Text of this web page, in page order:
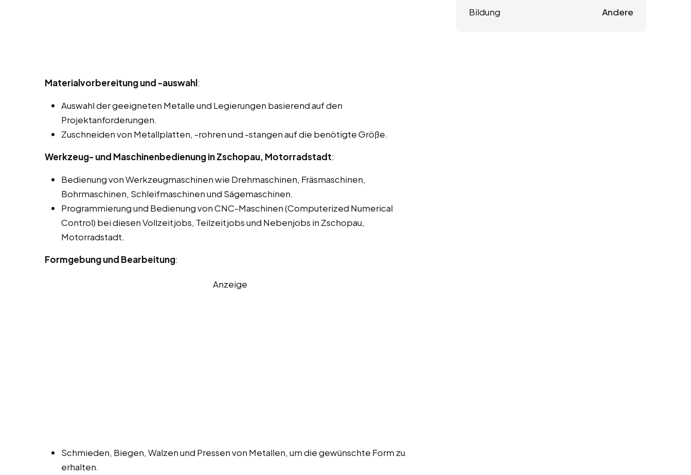
Materialvorbereitung und -auswahl:
Auswahl der geeigneten Metalle und Legierungen basierend auf den
Projektanforderungen.
Zuschneiden von Metallplatten, -rohren und -stangen auf die benötigte Größe.
Werkzeug- und Maschinenbedienung in Zschopau, Motorradstadt:
Bedienung von Werkzeugmaschinen wie Drehmaschinen, Fräsmaschinen,
Bohrmaschinen, Schleifmaschinen und Sägemaschinen.
Programmierung und Bedienung von CNC-Maschinen (Computerized Numerical
Control) bei diesen Vollzeitjobs, Teilzeitjobs und Nebenjobs in Zschopau,
Motorradstadt.
Formgebung und Bearbeitung:
Anzeige
Schmieden, Biegen, Walzen und Pressen von Metallen, um die gewünschte Form zu
erhalten.
Bildung Andere